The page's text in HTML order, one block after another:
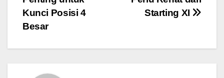
Starting XI
Kunci Posisi 4
Besar